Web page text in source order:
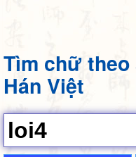
Tìm chữ theo
Hán Việt